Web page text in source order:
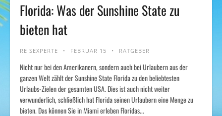
Florida: Was der Sunshine State zu
bieten hat
REISEXPERTE FEBRUAR 15 RATGEBER
Nicht nur bei den Amerikanern, sondern auch bei Urlaubern aus der
ganzen Welt zählt der Sunshine State Florida zu den beliebtesten
Urlaubs-Zielen der gesamten USA. Dies ist auch nicht weiter
verwunderlich, schließlich hat Florida seinen Urlaubern eine Menge zu
bieten. Das können Sie in Miami erleben Floridas...